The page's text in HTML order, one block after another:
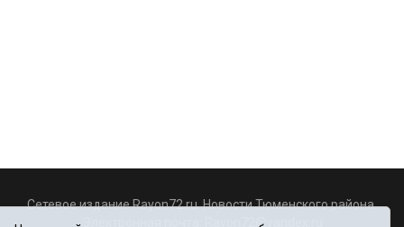
Сетевое издание Rayon72.ru. Новости Тюменского района.
Rayon72@yandex.ru